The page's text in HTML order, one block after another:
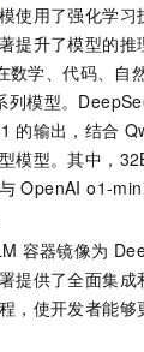
使用了强化学
提升了模型的推
数学、代码、自
列模型。
的输出，结合
模型。其中，
OpenAI o1-
容器镜像为
提供了全面集成
，使开发者能